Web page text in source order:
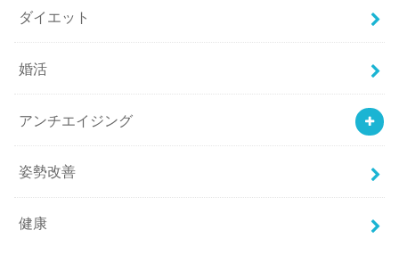
ダイエット
婚活
アンチエイジング
姿勢改善
健康